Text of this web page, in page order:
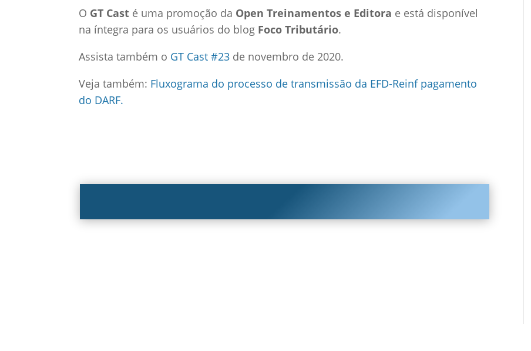
O GT Cast é uma promoção da Open Treinamentos e Editora e está disponível
na íntegra para os usuários do blog Foco Tributário.
Assista também o GT Cast #23 de novembro de 2020.
Veja também: Fluxograma do processo de transmissão da EFD-Reinf pagamento
do DARF.